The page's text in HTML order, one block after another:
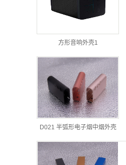
方形音响外壳1
D021 半弧形电子烟中烟外壳